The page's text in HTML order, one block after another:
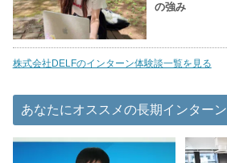
の強み
株式会社DELFのインターン体験談一覧を見る
あなたにオススメの長期インターン